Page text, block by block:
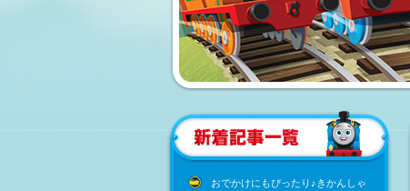
おでかけにもぴったり♪きかんしゃ